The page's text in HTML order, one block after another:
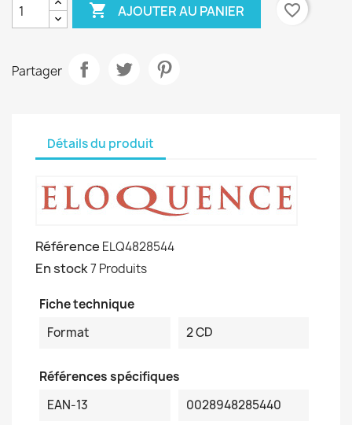
 AJOUTER AU PANIER favorite_border
Partager
Détails du produit
Référence ELQ4828544
En stock7 Produits
Fiche technique
Format
2 CD
Références spécifiques
EAN-13
0028948285440